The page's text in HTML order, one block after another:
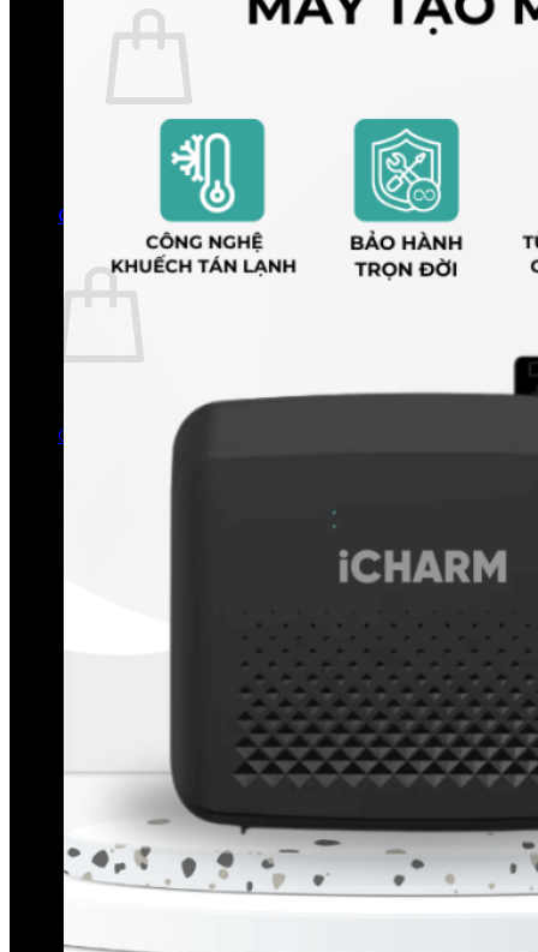
Chưa có sản phẩm trong giỏ hàng.
Quay trở lại cửa hàng
0
Giỏ hàng
Chưa có sản phẩm trong giỏ hàng.
Quay trở lại cửa hàng